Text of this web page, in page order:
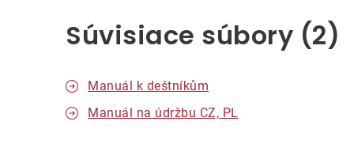
Súvisiace súbory (2)
Manuál k deštníkům
Manuál na údržbu CZ, PL